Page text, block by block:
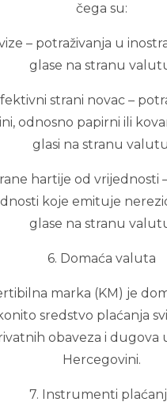
čega su:
– potraživanja u
glase na stranu
strani novac –
odnosno papirni ili
glasi na stranu
hartije od vrijednosti
koje emituje
glase na stranu
6. Domaća valuta
marka (KM) je
sredstvo plaćanja
obaveza i dugova
Hercegovini.
7. Instrumenti